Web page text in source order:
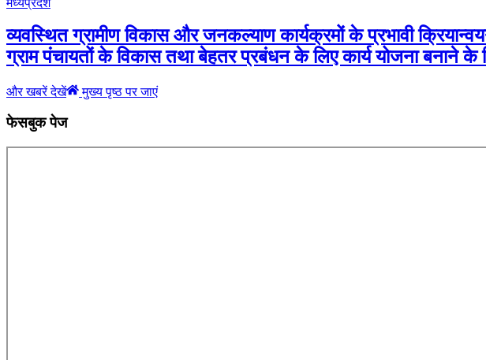
व्यवस्थित ग्रामीण विकास और जनकल्याण कार्यक्रमों के प्रभावी
ग्राम पंचायतों के विकास तथा बेहतर प्रबंधन के लिए कार्य योजना बनाने के
और खबरें देखें मुख्य पृष्ठ पर जाएं
फेसबुक पेज